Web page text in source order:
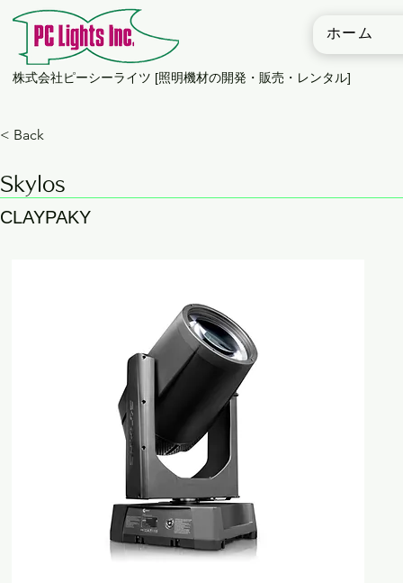
ホーム
​株式会社ピーシーライツ [照明機材の開発・販売・レンタル]
< Back
Skylos
CLAYPAKY